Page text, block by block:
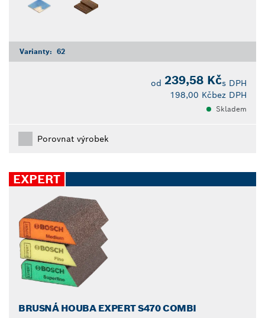
Varianty: 62
od 239,58 Kčs DPH
198,00 Kčbez DPH
Skladem
Porovnat výrobek
EXPERT
BRUSNÁ HOUBA EXPERT S470 COMBI